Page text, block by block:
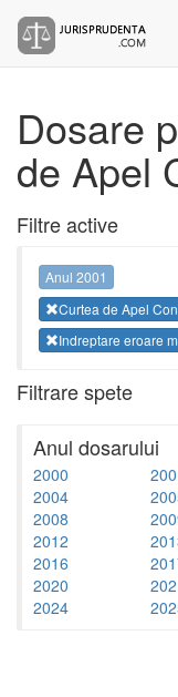
Dosare
de Apel
Filtre active
Anul 2001
Curtea de Apel
Indreptare eroare
Filtrare spete
Anul dosarului
2000
2004
2008
2012
2016
2020
2024